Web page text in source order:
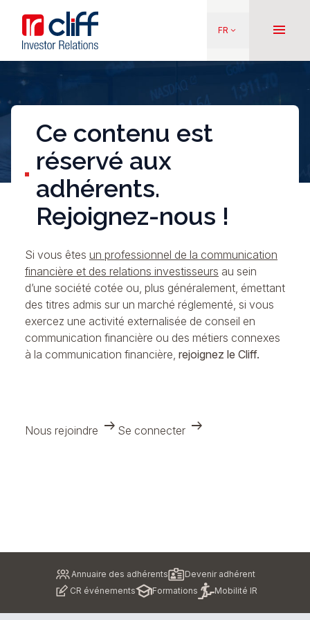
contenu
principal
Aller directement au contenu
FR keyboard_arrow_down menu
Ce contenu est
réservé aux
adhérents.
Rejoignez-nous !
Si vous êtes un professionnel de la communication
financière et des relations investisseurs au sein
d’une société cotée ou, plus généralement, émettant
des titres admis sur un marché réglementé, si vous
exercez une activité externalisée de conseil en
communication financière ou des métiers connexes
à la communication financière, rejoignez le Cliff.
Nous rejoindre arrow_right_alt Se connecter arrow_right_alt
Annuaire des adhérents
Devenir adhérent
CR événements
Formations Mobilité IR